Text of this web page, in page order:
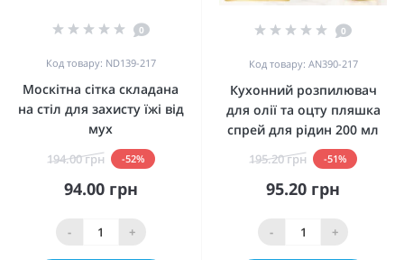
0
Код товару: ND139-217
Москітна сітка складана
на стіл для захисту їжі від
мух
194.00 грн -52%
94.00 грн
- +
0
Код товару: AN390-217
Кухонний розпилювач
для олії та оцту пляшка
спрей для рідин 200 мл
195.20 грн -51%
95.20 грн
- +